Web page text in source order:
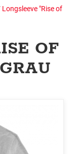
Longsleeve "Rise of
OF